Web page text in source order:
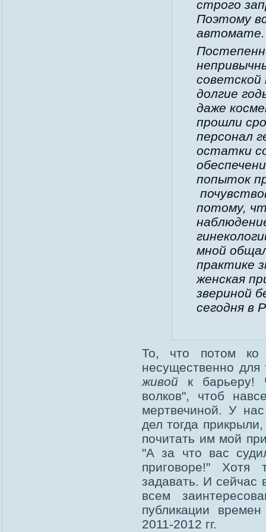
строго
Поэтому
автомате.
долгие
даже
прошли
персонал
остатки
попыток
потому,
мной
практике
женская
звериной
сегодня в
То, что потом ко
несущественно
живой к барьеру!
волков", чтоб
мертвечиной. У
дел тогда
почитать им мой
"А за что вас
приговоре!"
задавать. И сейчас
всем
публикации
2011-2012 гг.